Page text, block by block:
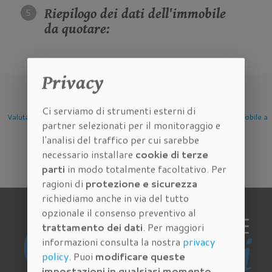
Riepilogo dei dati dell'immobile
da quotare:
Valutazione Immobile a
Firenze
Valutazione Immobile a
Scandicci
Valutazione
Privacy
Ci serviamo di strumenti esterni di
partner selezionati per il monitoraggio e
l'analisi del traffico per cui sarebbe
necessario installare cookie di terze
parti in modo totalmente facoltativo. Per
ragioni di protezione e sicurezza
richiediamo anche in via del tutto
opzionale il consenso preventivo al
trattamento dei dati. Per maggiori
informazioni consulta la nostra privacy
policy. Puoi modificare queste